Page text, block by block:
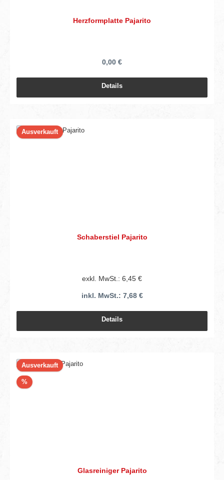
Herzformplatte Pajarito
0,00 €
Details
Ausverkauft
Schaberstiel Pajarito
exkl. MwSt.: 6,45 €
inkl. MwSt.: 7,68 €
Details
Ausverkauft
%Rabatt
Glasreiniger Pajarito